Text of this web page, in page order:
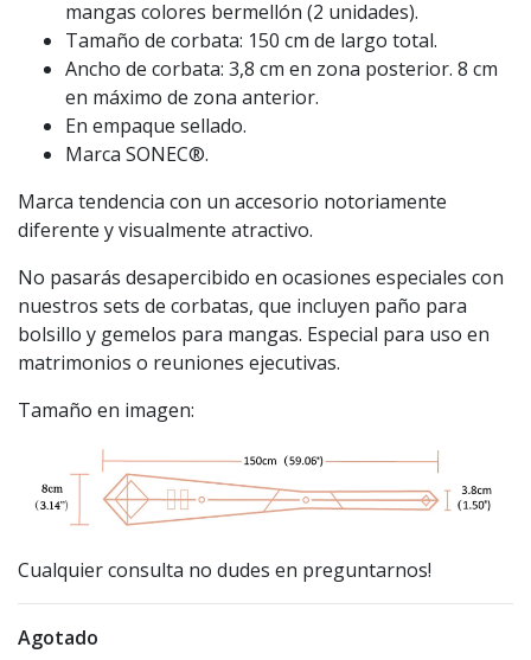
mangas colores bermellón (2 unidades).
Tamaño de corbata: 150 cm de largo total.
Ancho de corbata: 3,8 cm en zona posterior. 8 cm
en máximo de zona anterior.
En empaque sellado.
Marca SONEC®.
Marca tendencia con un accesorio notoriamente
diferente y visualmente atractivo.
No pasarás desapercibido en ocasiones especiales con
nuestros sets de corbatas, que incluyen paño para
bolsillo y gemelos para mangas. Especial para uso en
matrimonios o reuniones ejecutivas.
Tamaño en imagen:
Cualquier consulta no dudes en preguntarnos!
Agotado